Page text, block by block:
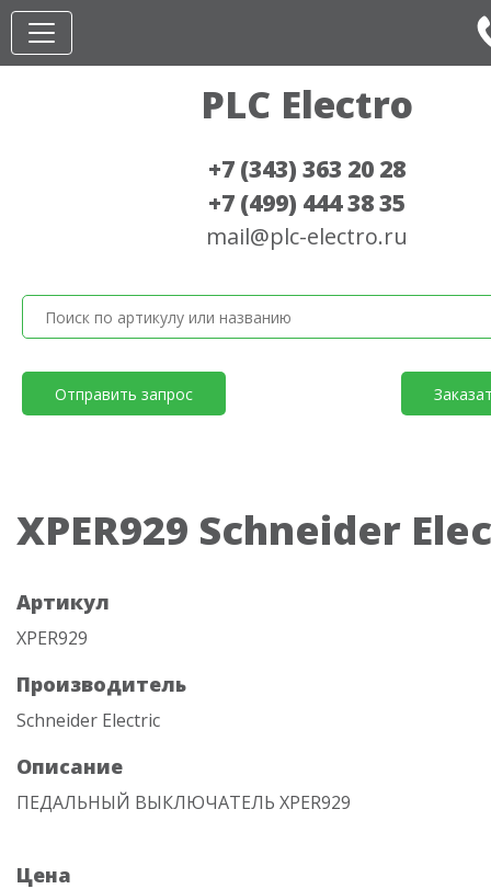
PLC Electro
+7 (343) 363 20 28
+7 (499) 444 38 35
mail@plc-electro.ru
Отправить запрос
XPER929 Schneider
Артикул
XPER929
Производитель
Schneider Electric
Описание
ПЕДАЛЬНЫЙ ВЫКЛЮЧАТЕЛЬ XPER929
Цена